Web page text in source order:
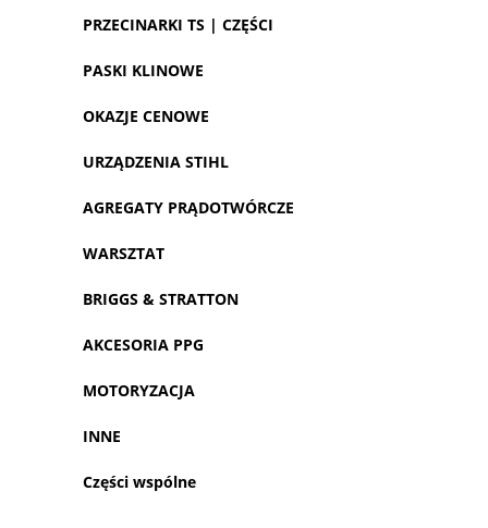
PRZECINARKI TS | CZĘŚCI
PASKI KLINOWE
OKAZJE CENOWE
URZĄDZENIA STIHL
AGREGATY PRĄDOTWÓRCZE
WARSZTAT
BRIGGS & STRATTON
AKCESORIA PPG
MOTORYZACJA
INNE
Części wspólne